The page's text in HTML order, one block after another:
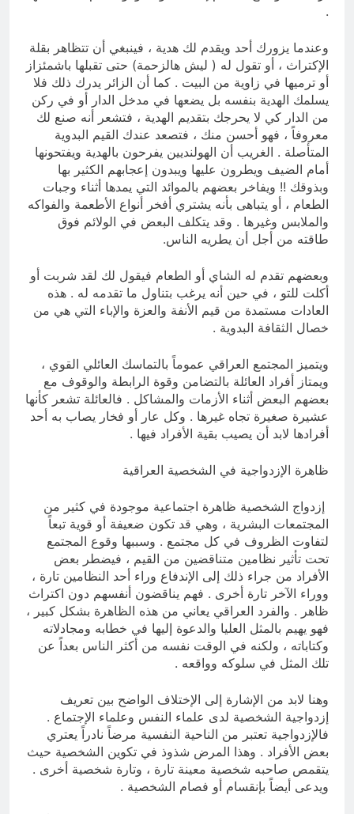
.
وعندما يزورك أحد ويقدم لك هدية ، فينبغي أن تتظاهر بقلة
الإكتراث ، أو تقول له ( ليش هالزحمة) حتى تقبلها باشمئزاز
أو ترميها في زاوية من البيت . كما أن الزائر يدرك ذلك فلا
يسلمك الهدية بنفسه بل يضعها في مدخل الدار أو في ركن
من الدار كي لا يحرجك بتقديم الهدية ، فتشعر أنه صنع لك
معروفاً ، فهو أحسن منك ، فتصعد عندك القيم البدوية
المتأصلة . الغريب أن الهولنديين يفرحون بالهدية ويفتحونها
أمام الضيف ويطرون عليها ويبدون إعجابهم الكثير بها
وبذوقك !! ويفاخر بعضهم بالموائد التي يمدها أثناء وجبات
الطعام ، أو يتباهى بأنه يشتري أفخر أنواع الأطعمة والفواكه
والملابس وغيرها . وقد يتكلف البعض في الولائم فوق
طاقته من أجل أن يطريه الناس.
وبعضهم تقدم له الشاي أو الطعام فيقول لك لقد شربت أو
أكلت للتو ، في حين أنه يرغب بتناول ما تقدمه له . هذه
العادات مستمدة من قيم الأنفة والعزة والإباء التي هي من
خصال الثقافة البدوية .
ويتميز المجتمع العراقي عموماً بالتماسك العائلي القوي ،
ويمتاز أفراد العائلة بالتضامن وقوة الرابطة والوقوف مع
بعضهم البعض أثناء الأزمات والمشاكل . فالعائلة تشعر كأنها
عشيرة صغيرة تجاه غيرها . وكل عار أو فخار يصاب به أحد
أفرادها لابد أن يصيب بقية الأفراد فيها .
ظاهرة الإزدواجية في الشخصية العراقية
إزدواج الشخصية ظاهرة اجتماعية موجودة في كثير من
المجتمعات البشرية ، وهي قد تكون ضعيفة أو قوية تبعاً
لتفاوت الظروف في كل مجتمع . وسببها وقوع المجتمع
تحت تأثير نظامين متناقضين من القيم ، فيضطر بعض
الأفراد من جراء ذلك إلى الإندفاع وراء أحد النظامين تارة ،
ووراء الآخر تارة أخرى . فهم يناقضون أنفسهم دون اكتراث
ظاهر . والفرد العراقي يعاني من هذه الظاهرة بشكل كبير ،
فهو يهيم بالمثل العليا والدعوة إليها في خطابه ومجادلاته
وكتاباته ، ولكنه في الوقت نفسه من أكثر الناس بعداً عن
تلك المثل في سلوكه وواقعه .
وهنا لابد من الإشارة إلى الإختلاف الواضح بين تعريف
إزدواجية الشخصية لدى علماء النفس وعلماء الإجتماع .
فالإزدواجية تعتبر من الناحية النفسية مرضاً نادراً يعتري
بعض الأفراد . وهذا المرض شذوذ في تكوين الشخصية حيث
يتقمص صاحبه شخصية معينة تارة ، وتارة شخصية أخرى .
ويدعى أيضاً بإنقسام أو فصام الشخصية .